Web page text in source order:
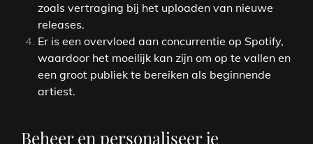
zoals vertraging bij het uploaden van nieuwe
releases.
Er is een overvloed aan concurrentie op Spotify,
waardoor het moeilijk kan zijn om op te vallen en
een groot publiek te bereiken als beginnende
artiest.
Beheer en personaliseer je